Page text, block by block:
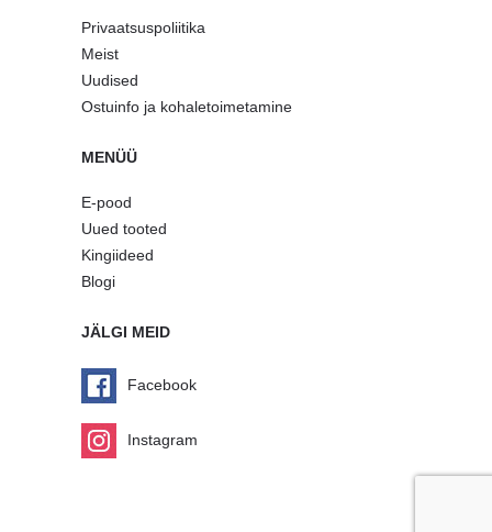
Privaatsuspoliitika
Meist
Uudised
Ostuinfo ja kohaletoimetamine
MENÜÜ
E-pood
Uued tooted
Kingiideed
Blogi
JÄLGI MEID
Facebook
Instagram